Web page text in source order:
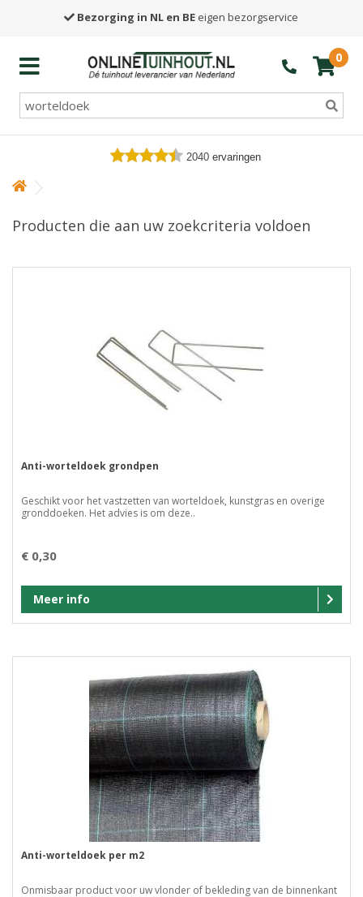
Bezorging in NL en BE eigen bezorgservice
0
2040 ervaringen
Producten die aan uw zoekcriteria voldoen
Anti-worteldoek grondpen
Geschikt voor het vastzetten van worteldoek, kunstgras en overige
gronddoeken. Het advies is om deze..
€ 0,30
Meer info
Anti-worteldoek per m2
Onmisbaar product voor uw vlonder of bekleding van de binnenkant